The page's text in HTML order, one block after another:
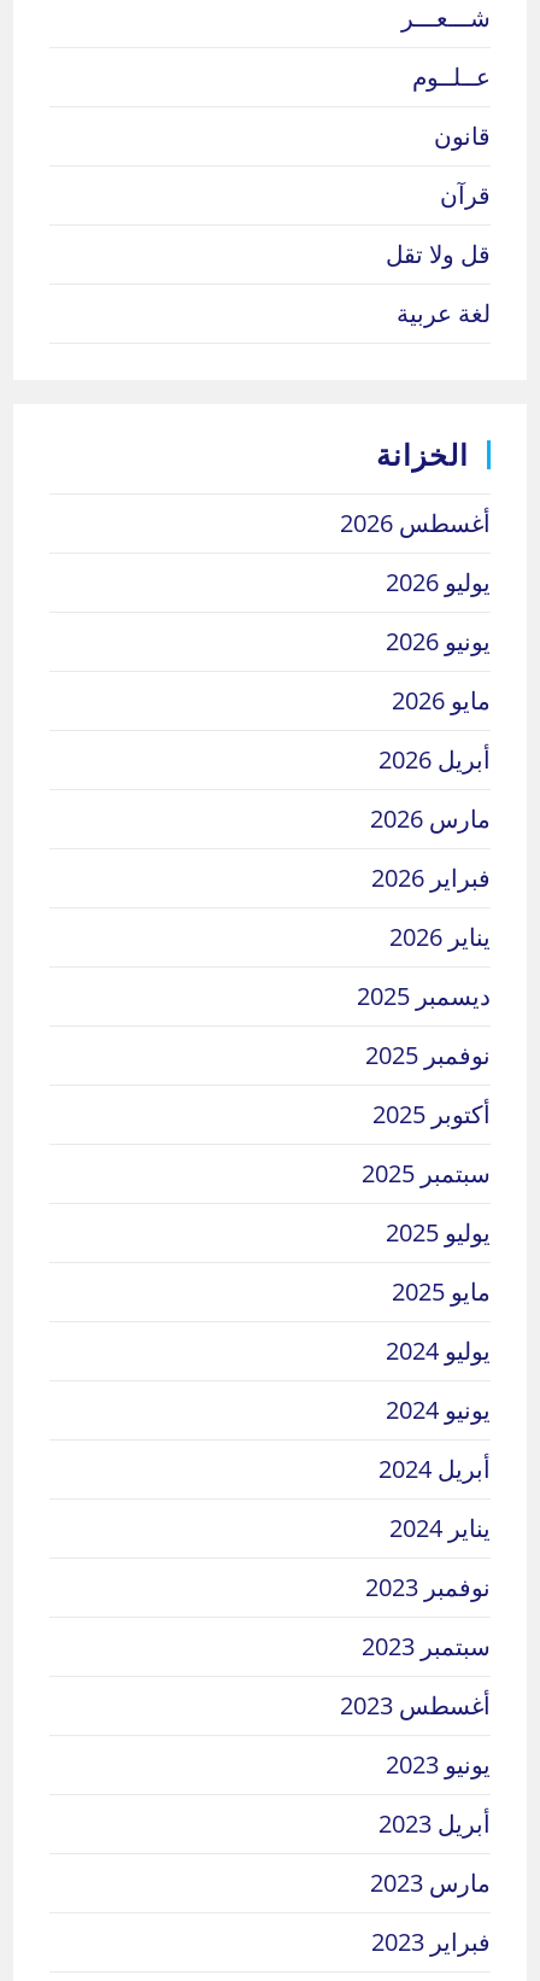
شـــعـــر
عــلــوم
قانون
قرآن
قل ولا تقل
لغة عربية
الخزانة
أغسطس 2026
يوليو 2026
يونيو 2026
مايو 2026
أبريل 2026
مارس 2026
فبراير 2026
يناير 2026
ديسمبر 2025
نوفمبر 2025
أكتوبر 2025
سبتمبر 2025
يوليو 2025
مايو 2025
يوليو 2024
يونيو 2024
أبريل 2024
يناير 2024
نوفمبر 2023
سبتمبر 2023
أغسطس 2023
يونيو 2023
أبريل 2023
مارس 2023
فبراير 2023